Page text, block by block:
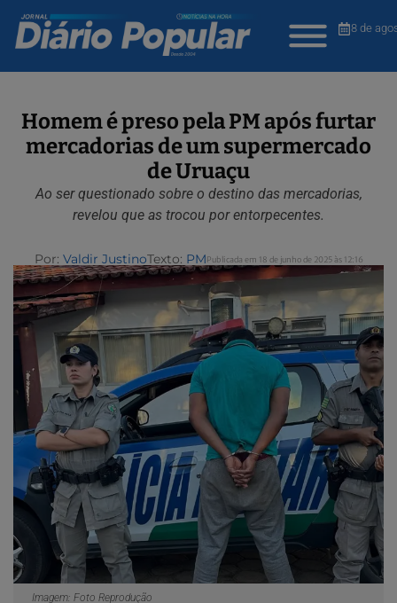
8 de
Homem é preso pela PM após furtar
mercadorias de um supermercado
de Uruaçu
Ao ser questionado sobre o destino das mercadorias,
revelou que as trocou por entorpecentes.
Por: Valdir JustinoTexto: PMPublicada em 18 de junho de 2025 às 12:16
Imagem: Foto Reprodução